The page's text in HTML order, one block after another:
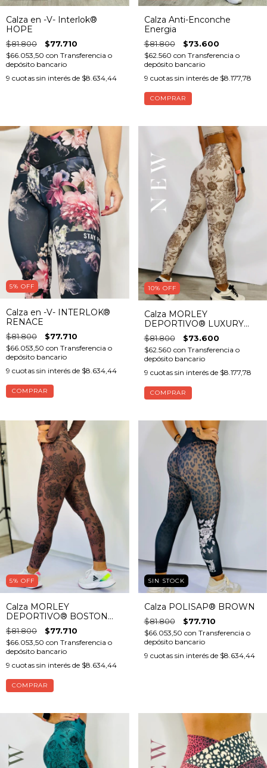
Calza en -V- Interlok®
HOPE
$81.800 $77.710
$66.053,50 con Transferencia o
depósito bancario
9 cuotas sin interés de $8.634,44
Calza Anti-Enconche
Energia
$81.800 $73.600
$62.560 con Transferencia o
depósito bancario
9 cuotas sin interés de $8.177,78
COMPRAR
5% OFF
Calza en -V- INTERLOK®
RENACE
$81.800 $77.710
$66.053,50 con Transferencia o
depósito bancario
9 cuotas sin interés de $8.634,44
COMPRAR
10% OFF
Calza MORLEY
DEPORTIVO® LUXURY
(con bolsillo)
$81.800 $73.600
$62.560 con Transferencia o
depósito bancario
9 cuotas sin interés de $8.177,78
COMPRAR
5% OFF
Calza MORLEY
DEPORTIVO® BOSTON
(con bolsillo)
$81.800 $77.710
$66.053,50 con Transferencia o
depósito bancario
9 cuotas sin interés de $8.634,44
COMPRAR
SIN STOCK
Calza POLISAP® BROWN
$81.800 $77.710
$66.053,50 con Transferencia o
depósito bancario
9 cuotas sin interés de $8.634,44